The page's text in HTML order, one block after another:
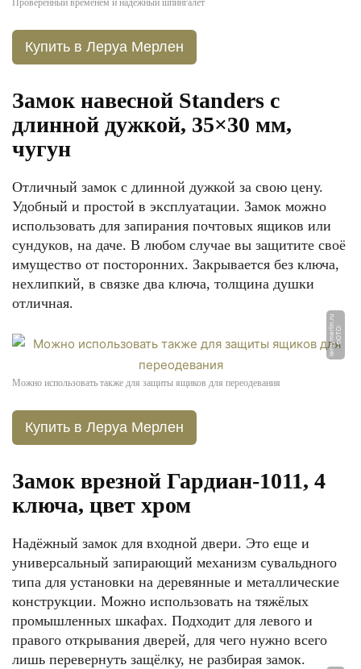
Проверенный временем и надёжный шпингалет
Купить в Леруа Мерлен
Замок навесной Standers с
длинной дужкой, 35×30 мм,
чугун
Отличный замок с длинной дужкой за свою цену.
Удобный и простой в эксплуатации. Замок можно
использовать для запирания почтовых ящиков или
сундуков, на даче. В любом случае вы защитите своё
имущество от посторонних. Закрывается без ключа,
нехлипкий, в связке два ключа, толщина душки
отличная.
Ф
О
Т
О:
l
e
r
o
y
m
e
rli
n.
r
u
Можно использовать также для защиты ящиков для переодевания
Купить в Леруа Мерлен
Замок врезной Гардиан-1011, 4
ключа, цвет хром
Надёжный замок для входной двери. Это еще и
универсальный запирающий механизм сувальдного
типа для установки на деревянные и металлические
конструкции. Можно использовать на тяжёлых
промышленных шкафах. Подходит для левого и
правого открывания дверей, для чего нужно всего
лишь перевернуть защёлку, не разбирая замок.